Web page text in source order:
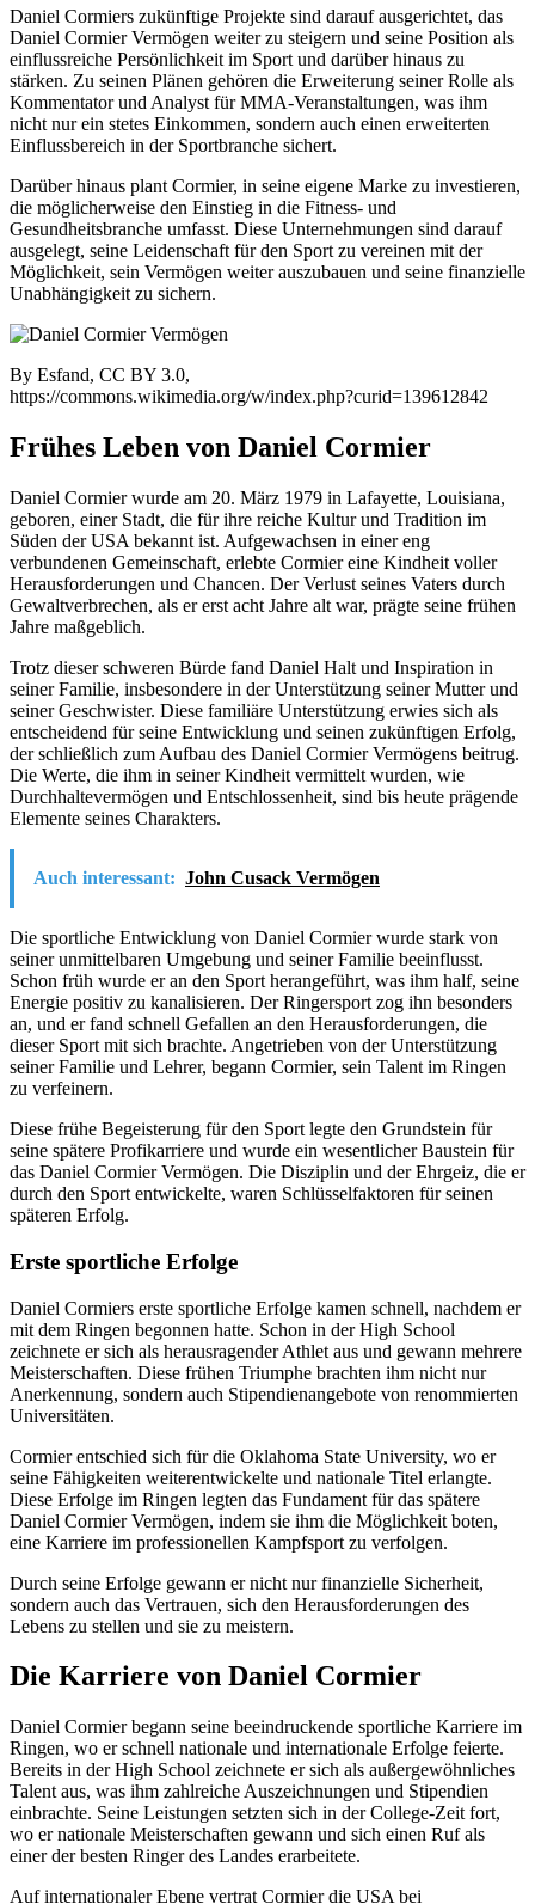
Daniel Cormiers zukünftige Projekte sind darauf ausgerichtet, das
Daniel Cormier Vermögen weiter zu steigern und seine Position als
einflussreiche Persönlichkeit im Sport und darüber hinaus zu
stärken. Zu seinen Plänen gehören die Erweiterung seiner Rolle als
Kommentator und Analyst für MMA-Veranstaltungen, was ihm
nicht nur ein stetes Einkommen, sondern auch einen erweiterten
Einflussbereich in der Sportbranche sichert.
Darüber hinaus plant Cormier, in seine eigene Marke zu investieren,
die möglicherweise den Einstieg in die Fitness- und
Gesundheitsbranche umfasst. Diese Unternehmungen sind darauf
ausgelegt, seine Leidenschaft für den Sport zu vereinen mit der
Möglichkeit, sein Vermögen weiter auszubauen und seine finanzielle
Unabhängigkeit zu sichern.
By Esfand, CC BY 3.0,
https://commons.wikimedia.org/w/index.php?curid=139612842
Frühes Leben von Daniel Cormier
Daniel Cormier wurde am 20. März 1979 in Lafayette, Louisiana,
geboren, einer Stadt, die für ihre reiche Kultur und Tradition im
Süden der USA bekannt ist. Aufgewachsen in einer eng
verbundenen Gemeinschaft, erlebte Cormier eine Kindheit voller
Herausforderungen und Chancen. Der Verlust seines Vaters durch
Gewaltverbrechen, als er erst acht Jahre alt war, prägte seine frühen
Jahre maßgeblich.
Trotz dieser schweren Bürde fand Daniel Halt und Inspiration in
seiner Familie, insbesondere in der Unterstützung seiner Mutter und
seiner Geschwister. Diese familiäre Unterstützung erwies sich als
entscheidend für seine Entwicklung und seinen zukünftigen Erfolg,
der schließlich zum Aufbau des Daniel Cormier Vermögens beitrug.
Die Werte, die ihm in seiner Kindheit vermittelt wurden, wie
Durchhaltevermögen und Entschlossenheit, sind bis heute prägende
Elemente seines Charakters.
Auch interessant: John Cusack Vermögen
Die sportliche Entwicklung von Daniel Cormier wurde stark von
seiner unmittelbaren Umgebung und seiner Familie beeinflusst.
Schon früh wurde er an den Sport herangeführt, was ihm half, seine
Energie positiv zu kanalisieren. Der Ringersport zog ihn besonders
an, und er fand schnell Gefallen an den Herausforderungen, die
dieser Sport mit sich brachte. Angetrieben von der Unterstützung
seiner Familie und Lehrer, begann Cormier, sein Talent im Ringen
zu verfeinern.
Diese frühe Begeisterung für den Sport legte den Grundstein für
seine spätere Profikarriere und wurde ein wesentlicher Baustein für
das Daniel Cormier Vermögen. Die Disziplin und der Ehrgeiz, die er
durch den Sport entwickelte, waren Schlüsselfaktoren für seinen
späteren Erfolg.
Erste sportliche Erfolge
Daniel Cormiers erste sportliche Erfolge kamen schnell, nachdem er
mit dem Ringen begonnen hatte. Schon in der High School
zeichnete er sich als herausragender Athlet aus und gewann mehrere
Meisterschaften. Diese frühen Triumphe brachten ihm nicht nur
Anerkennung, sondern auch Stipendienangebote von renommierten
Universitäten.
Cormier entschied sich für die Oklahoma State University, wo er
seine Fähigkeiten weiterentwickelte und nationale Titel erlangte.
Diese Erfolge im Ringen legten das Fundament für das spätere
Daniel Cormier Vermögen, indem sie ihm die Möglichkeit boten,
eine Karriere im professionellen Kampfsport zu verfolgen.
Durch seine Erfolge gewann er nicht nur finanzielle Sicherheit,
sondern auch das Vertrauen, sich den Herausforderungen des
Lebens zu stellen und sie zu meistern.
Die Karriere von Daniel Cormier
Daniel Cormier begann seine beeindruckende sportliche Karriere im
Ringen, wo er schnell nationale und internationale Erfolge feierte.
Bereits in der High School zeichnete er sich als außergewöhnliches
Talent aus, was ihm zahlreiche Auszeichnungen und Stipendien
einbrachte. Seine Leistungen setzten sich in der College-Zeit fort,
wo er nationale Meisterschaften gewann und sich einen Ruf als
einer der besten Ringer des Landes erarbeitete.
Auf internationaler Ebene vertrat Cormier die USA bei